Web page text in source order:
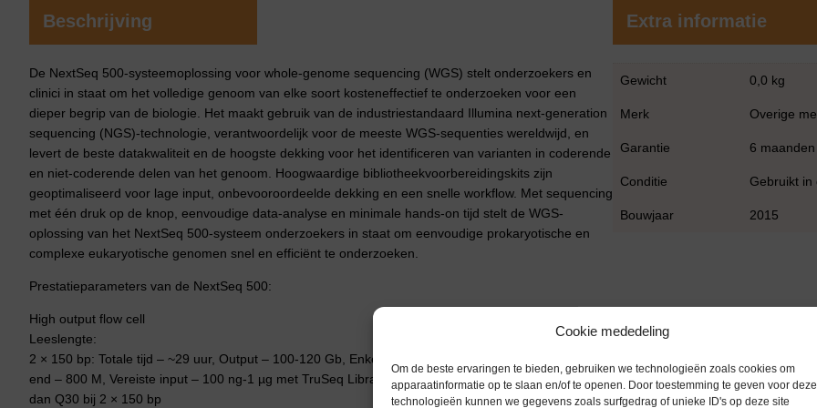
Cookie mededeling
Om de beste ervaringen te bieden, gebruiken we technologieën zoals cookies om
apparaatinformatie op te slaan en/of te openen. Door toestemming te geven voor deze
technologieën kunnen we gegevens zoals surfgedrag of unieke ID's op deze site
Beschrijving
De NextSeq 500-systeemoplossing voor whole-genome sequencing (WGS) stelt onderzoekers en
clinici in staat om het volledige genoom van elke soort kosteneffectief te onderzoeken voor een
dieper begrip van de biologie. Het maakt gebruik van de industriestandaard Illumina next-generation
sequencing (NGS)-technologie, verantwoordelijk voor de meeste WGS-sequenties wereldwijd, en
levert de beste datakwaliteit en de hoogste dekking voor het identificeren van varianten in coderende
en niet-coderende delen van het genoom. Hoogwaardige bibliotheekvoorbereidingskits zijn
geoptimaliseerd voor lage input, onbevooroordeelde dekking en een snelle workflow. Met sequencing
met één druk op de knop, eenvoudige data-analyse en minimale hands-on tijd stelt de WGS-
oplossing van het NextSeq 500-systeem onderzoekers in staat om eenvoudige prokaryotische en
complexe eukaryotische genomen snel en efficiënt te onderzoeken.
Prestatieparameters van de NextSeq 500:
High output flow cell
Leeslengte:
2 × 150 bp: Totale tijd – ~29 uur, Output – 100-120 Gb, Enkele uitlezingen – 400 M, Uitlezingen pair-
end – 800 M, Vereiste input – 100 ng-1 µg met TruSeq Library Prep Kits, Datakwaliteit – >75% hoger
dan Q30 bij 2 × 150 bp
Extra informatie
Gewicht 0,0 kg
Merk Overige
Garantie 6 maanden
Conditie Gebruikt in
Bouwjaar 2015